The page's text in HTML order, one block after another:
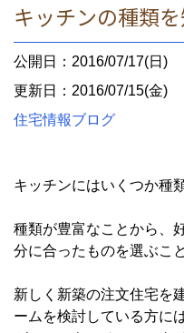
キッチンの種類
公開日：2016/07/17(日)
更新日：2016/07/15(金)
住宅情報ブログ
キッチンにはいくつか種
種類が豊富なことから、
分に合ったものを選ぶこ
新しく新築の注文住宅を
ームを検討している方に